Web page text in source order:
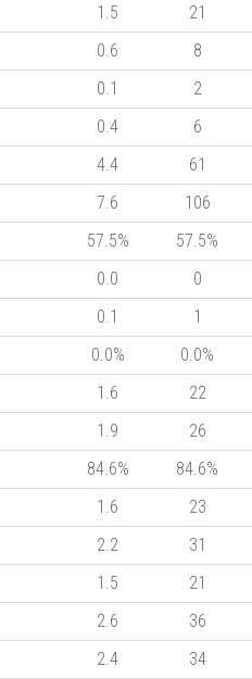
1.5
21
0.6
8
0.1
2
0.4
6
4.4
61
7.6
106
57.5%
57.5%
0.0
0
0.1
1
0.0%
0.0%
1.6
22
1.9
26
84.6%
84.6%
1.6
23
2.2
31
1.5
21
2.6
36
2.4
34